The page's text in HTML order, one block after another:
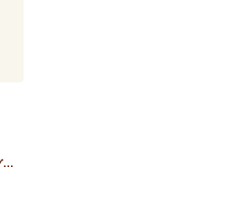
夏のお庭～パープルグリーン…